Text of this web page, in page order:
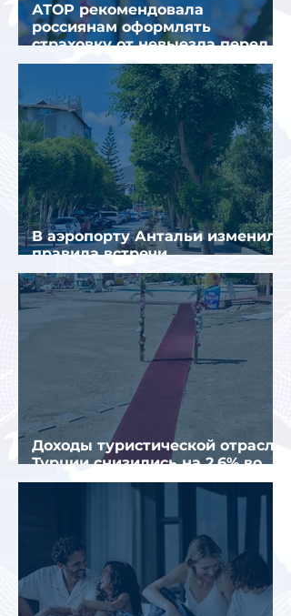
АТОР рекомендовала
россиянам оформлять
страховку от невыезда перед
поездкой в Грецию
В аэропорту Антальи изменили
правила встречи
организованных туристов
Доходы туристической отрасли
Турции снизились на 2,6% во
втором квартале 2026 года